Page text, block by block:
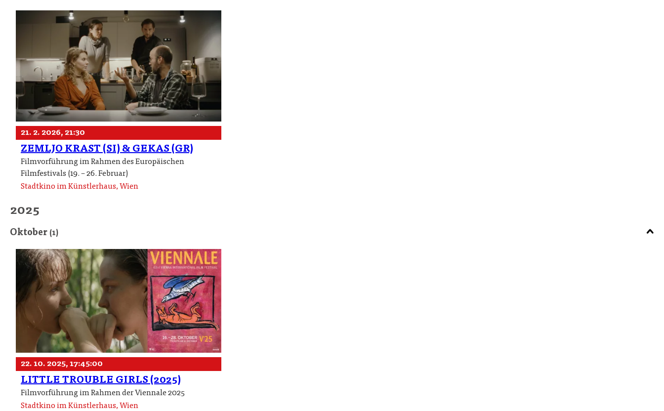
21. 2. 2026, 21:30
ZEMLJO KRAST (SI) & GEKAS (GR)
Filmvorführung im Rahmen des Europäischen
Filmfestivals (19. – 26. Februar)
Stadtkino im Künstlerhaus, Wien
2025
Oktober (1)
22. 10. 2025, 17:45:00
LITTLE TROUBLE GIRLS (2025)
Filmvorführung im Rahmen der Viennale 2025
Stadtkino im Künstlerhaus, Wien